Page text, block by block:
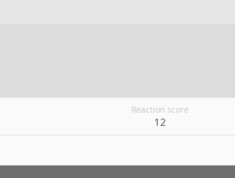
Reaction score
12